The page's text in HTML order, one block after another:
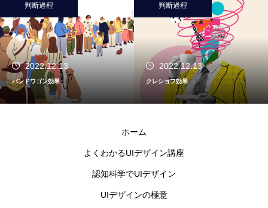
判断過程
2022.12.13
バンドワゴン効果
判断過程
2022.12.13
クレショフ効果
ホーム
よくわかるUIデザイン講座
認知科学でUIデザイン
UIデザインの極意